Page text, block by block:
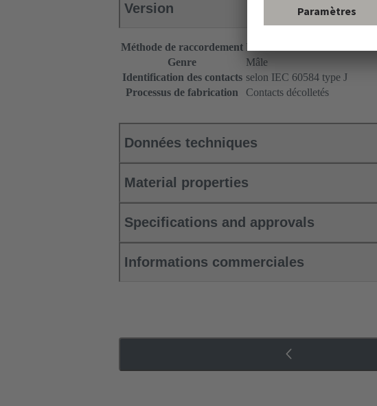
Version
Méthode de raccordement Raccordement à Sertir
Genre
Mâle
Identification des contacts selon IEC 60584 type J
Processus de fabrication
Contacts décolletés
Données techniques
Material properties
Specifications and approvals
Informations commerciales